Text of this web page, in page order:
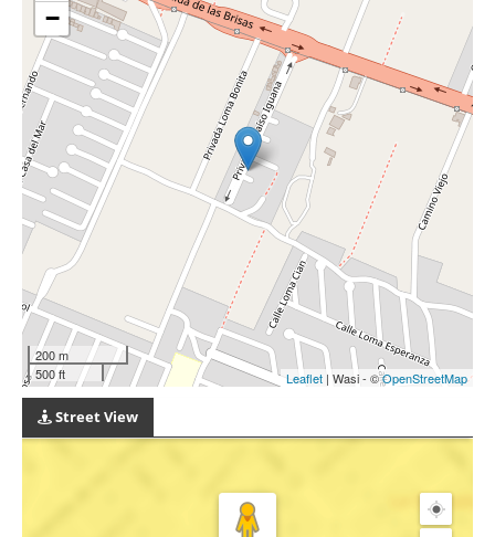
−
200 m
500 ft
Leaflet | Wasi - ©OpenStreetMap
Street View